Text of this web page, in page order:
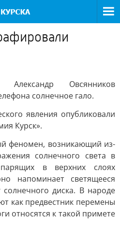
Александр Овсянников
солнечное гало.
явления опубликовали
Курск».
феномен, возникающий из-
солнечного света в
в верхних слоях
напоминает светящееся
солнечного диска. В народе
как предвестник перемены
относятся к такой примете